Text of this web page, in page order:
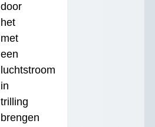
door
het
met
een
luchtstroom
in
trilling
brengen